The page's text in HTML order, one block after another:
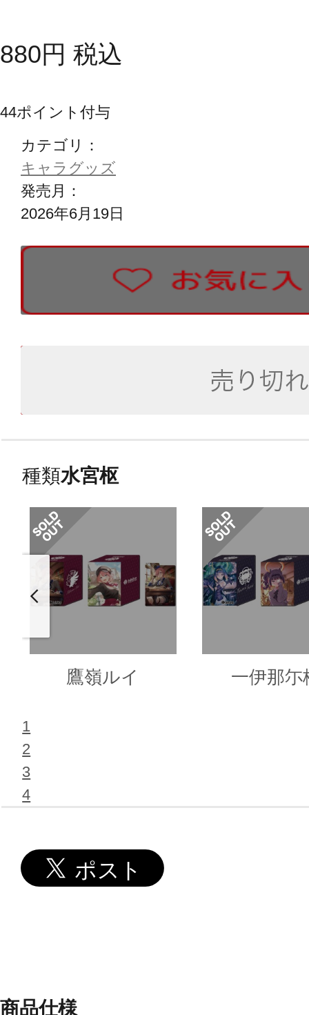
880円 税込
44ポイント付与
カテゴリ：
キャラグッズ
発売月：
2026年6月19日
種類水宮枢
鷹嶺ルイ 一伊那尓
1
2
3
4
商品仕様